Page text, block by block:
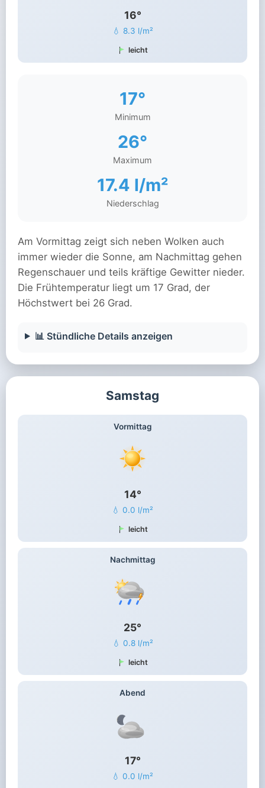
16°
💧 8.3 l/m²
leicht
17°
Minimum
26°
Maximum
17.4 l/m²
Niederschlag
Am Vormittag zeigt sich neben Wolken auch
immer wieder die Sonne, am Nachmittag gehen
Regenschauer und teils kräftige Gewitter nieder.
Die Frühtemperatur liegt um 17 Grad, der
Höchstwert bei 26 Grad.
📊 Stündliche Details anzeigen
Samstag
Vormittag
14°
💧 0.0 l/m²
leicht
Nachmittag
25°
💧 0.8 l/m²
leicht
Abend
17°
💧 0.0 l/m²